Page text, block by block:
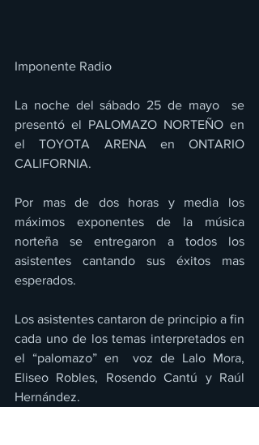
Imponente Radio
La noche del sábado 25 de mayo  se
presentó el PALOMAZO NORTEÑO en
el TOYOTA ARENA en ONTARIO
CALIFORNIA.
Por mas de dos horas y media los
máximos exponentes de la música
norteña se entregaron a todos los
asistentes cantando sus éxitos mas
esperados.
Los asistentes cantaron de principio a fin
cada uno de los temas interpretados en
el “palomazo” en  voz de Lalo Mora,
Eliseo Robles, Rosendo Cantú y Raúl
Hernández.